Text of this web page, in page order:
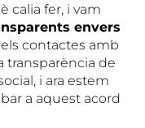
calia fer, i vam
envers
contactes amb
transparència de
i ara estem
a aquest acord